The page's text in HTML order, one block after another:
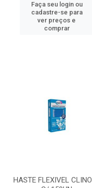
Faça seu login ou
cadastre-se para
ver preços e
comprar
HASTE FLEXIVEL